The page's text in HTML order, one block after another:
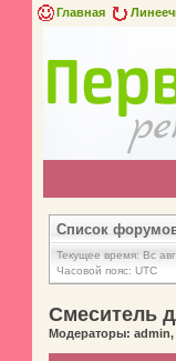
Главная
Список
Текущее время: Вс
Часовой пояс: UTC
Смеситель
Модераторы: admin,